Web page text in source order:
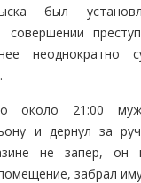
был
совершении
неоднократно
около 21:00
и дернул за
не запер, он
забрал